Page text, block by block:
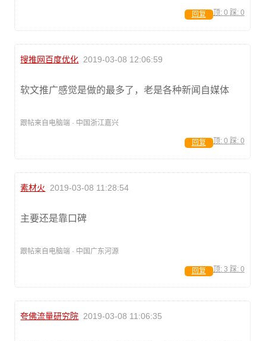
顶: 0 踩: 0
回复
搜推网百度优化 2019-03-08 12:06:59
软文推广感觉是做的最多了，老是各种新闻自媒体
跟帖来自电脑端 · 中国浙江嘉兴
顶: 0 踩: 0
回复
素材火 2019-03-08 11:28:54
主要还是靠口碑
跟帖来自电脑端 · 中国广东河源
顶: 3 踩: 0
回复
夸佛流量研究院 2019-03-08 11:06:35